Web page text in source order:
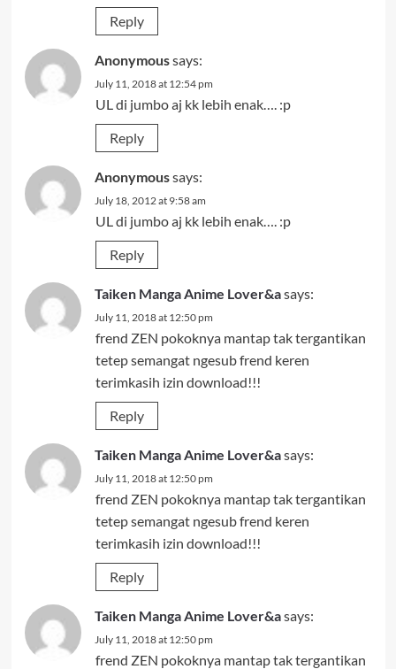
Reply
Anonymoussays:
July 11, 2018 at 12:54 pm
UL di jumbo aj kk lebih enak…. :p
Reply
Anonymoussays:
July 18, 2012 at 9:58 am
UL di jumbo aj kk lebih enak…. :p
Reply
Taiken Manga Anime Lover&asays:
July 11, 2018 at 12:50 pm
frend ZEN pokoknya mantap tak tergantikan
tetep semangat ngesub frend keren
terimkasih izin download!!!
Reply
Taiken Manga Anime Lover&asays:
July 11, 2018 at 12:50 pm
frend ZEN pokoknya mantap tak tergantikan
tetep semangat ngesub frend keren
terimkasih izin download!!!
Reply
Taiken Manga Anime Lover&asays:
July 11, 2018 at 12:50 pm
frend ZEN pokoknya mantap tak tergantikan